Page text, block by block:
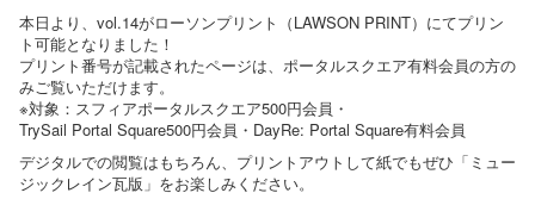
本日より、vol.14がローソンプリント（LAWSON PRINT）にてプリン
ト可能となりました！
プリント番号が記載されたページは、ポータルスクエア有料会員の方の
みご覧いただけます。
※対象：スフィアポータルスクエア500円会員・
TrySail Portal Square500円会員・DayRe: Portal Square有料会員
デジタルでの閲覧はもちろん、プリントアウトして紙でもぜひ「ミュー
ジックレイン瓦版」をお楽しみください。